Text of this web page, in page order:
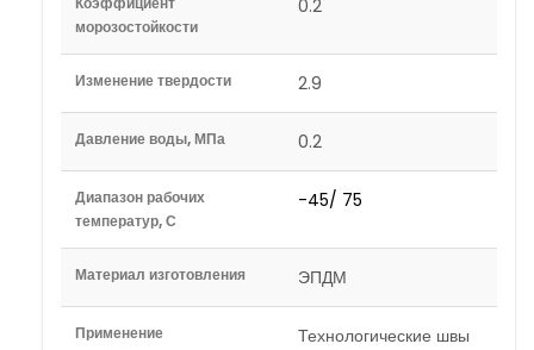
морозостойкости
0.2
Изменение твердости 2.9
Давление воды, МПа 0.2
Диапазон рабочих
температур, С
-45/ 75
Материал изготовления ЭПДМ
Применение Технологические швы